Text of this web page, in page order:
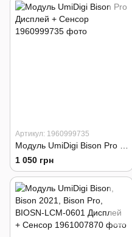
Артикул: 1960999735
1 050 грн